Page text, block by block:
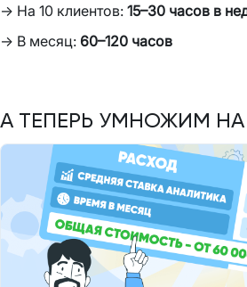
→ На 10 клиентов: 15–30 часов в
→ В месяц: 60–120 часов
А ТЕПЕРЬ УМНОЖИМ НА